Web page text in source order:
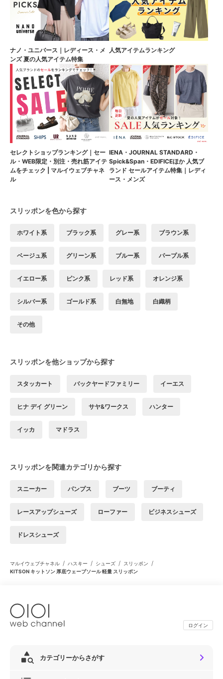
ナノ・ユニバース｜レディース・メ
ンズ 夏の人気アイテム特集
人気アイテムランキング
セレクトショップランキング｜セー
ル・WEB限定・別注・売れ筋アイテ
ムをチェック | マルイウェブチャネ
ル
IENA・JOURNAL STANDARD・
Spick&Span・EDIFICEほか 人気ブ
ランド セールアイテム特集｜レディ
ース・メンズ
スリッポンを色から探す
ホワイト系 ブラック系 グレー系 ブラウン系
ベージュ系 グリーン系 ブルー系 パープル系
イエロー系 ピンク系 レッド系 オレンジ系
シルバー系 ゴールド系 白無地 白織柄
その他
スリッポンを他ショップから探す
スタッカート バックヤードファミリー イーエス
ヒナ デイ グリーン サヤ&ワークス ハンター
イッカ マドラス
スリッポンを関連カテゴリから探す
スニーカー パンプス ブーツ ブーティ
レースアップシューズ ローファー ビジネスシューズ
ドレスシューズ
マルイウェブチャネル / ハスキー / シューズ / スリッポン /
KITSON キットソン 厚底ウェーブソール 軽量 スリッポン
ログイン
カテゴリーからさがす